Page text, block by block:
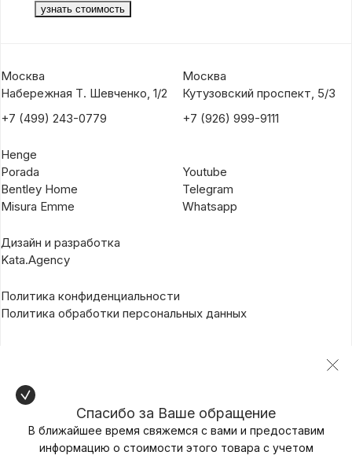
Москва
Набережная Т. Шевченко, 1/2
+7 (499) 243-0779
Москва
Кутузовский проспект, 5/3
+7 (926) 999-9111
Henge
Porada
Bentley Home
Misura Emme
Youtube
Telegram
Whatsapp
Дизайн и разработка
Kata.Agency
Политика конфиденциальности
Политика обработки персональных данных
Спасибо за Ваше обращение
В ближайшее время свяжемся с вами и предоставим
информацию о стоимости этого товара с учетом